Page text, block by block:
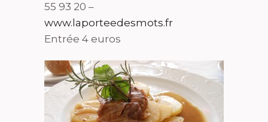
55 93 20 –
www.laporteedesmots.fr
Entrée 4 euros